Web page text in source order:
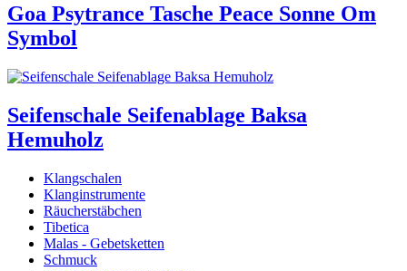
Goa Psytrance Tasche Peace Sonne Om
Symbol
Seifenschale Seifenablage Baksa
Hemuholz
Klangschalen
Klanginstrumente
Räucherstäbchen
Tibetica
Malas - Gebetsketten
Schmuck